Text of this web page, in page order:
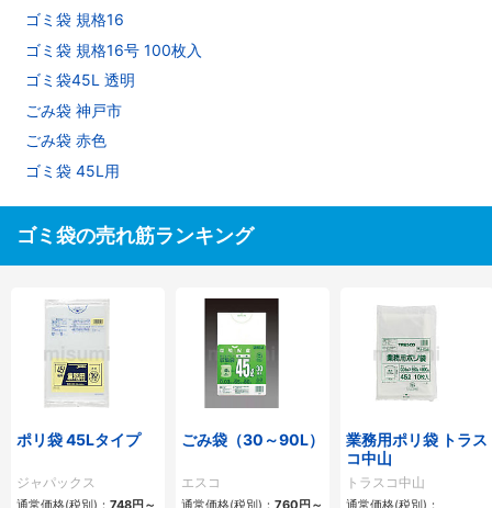
ゴミ袋 規格16
ゴミ袋 規格16号 100枚入
ゴミ袋45L 透明
ごみ袋 神戸市
ごみ袋 赤色
ゴミ袋 45L用
ゴミ袋の売れ筋ランキング
ポリ袋 45Lタイプ
ジャパックス
通常価格(税別)： 748円～
ごみ袋（30～90L）
エスコ
通常価格(税別)： 760円～
業務用ポリ袋 トラス
コ中山
トラスコ中山
通常価格(税別)：